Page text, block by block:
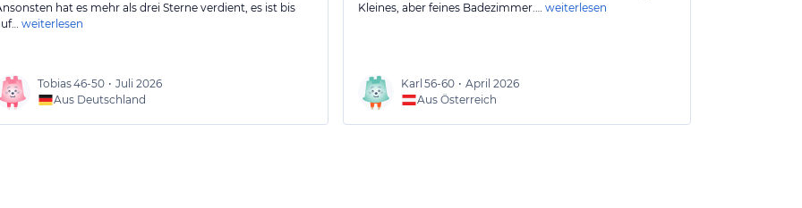
hat es mehr als drei Sterne verdient, es ist bis
weiterlesen
Tobias46-50 • Juli 2026
Aus Deutschland
Kleines, aber feines Badezimmer.… weiterlesen
Karl 56-60 • April 2026
Aus Österreich